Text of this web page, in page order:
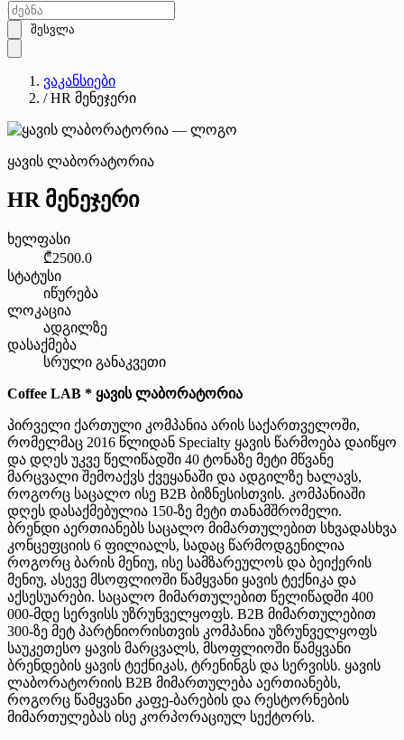
შესვლა
ვაკანსიები
/ HR მენეჯერი
ყავის ლაბორატორია
HR მენეჯერი
ხელფასი
₾2500.0
სტატუსი
იწურება
ლოკაცია
ადგილზე
დასაქმება
სრული განაკვეთი
Coffee LAB * ყავის ლაბორატორია
პირველი ქართული კომპანია არის საქართველოში,
რომელმაც 2016 წლიდან Specialty ყავის წარმოება დაიწყო
და დღეს უკვე წელიწადში 40 ტონაზე მეტი მწვანე
მარცვალი შემოაქვს ქვეყანაში და ადგილზე ხალავს,
როგორც საცალო ისე B2B ბიზნესისთვის. კომპანიაში
დღეს დასაქმებულია 150-ზე მეტი თანამშრომელი.
ბრენდი აერთიანებს საცალო მიმართულებით სხვადასხვა
კონცეფციის 6 ფილიალს, სადაც წარმოდგენილია
როგორც ბარის მენიუ, ისე სამზარეულოს და ბეიქერის
მენიუ, ასევე მსოფლიოში წამყვანი ყავის ტექნიკა და
აქსესუარები. საცალო მიმართულებით წელიწადში 400
000-მდე სერვისს უზრუნველყოფს. B2B მიმართულებით
300-ზე მეტ პარტნიორისთვის კომპანია უზრუნველყოფს
საუკეთესო ყავის მარცვალს, მსოფლიოში წამყვანი
ბრენდების ყავის ტექნიკას, ტრენინგს და სერვისს. ყავის
ლაბორატორიის B2B მიმართულება აერთიანებს,
როგორც წამყვანი კაფე-ბარების და რესტორნების
მიმართულებას ისე კორპორაციულ სექტორს.